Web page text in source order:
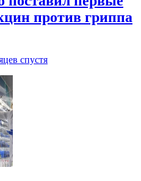
против гриппа
спустя